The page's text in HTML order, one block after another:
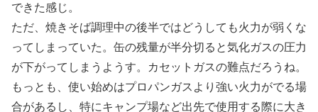
できた感じ。
ただ、焼きそば調理中の後半ではどうしても火力が弱くな
ってしまっていた。缶の残量が半分切ると気化ガスの圧力
が下がってしまうようす。カセットガスの難点だろうね。
もっとも、使い始めはプロパンガスより強い火力がでる場
合があるし、特にキャンプ場など出先で使用する際に大き